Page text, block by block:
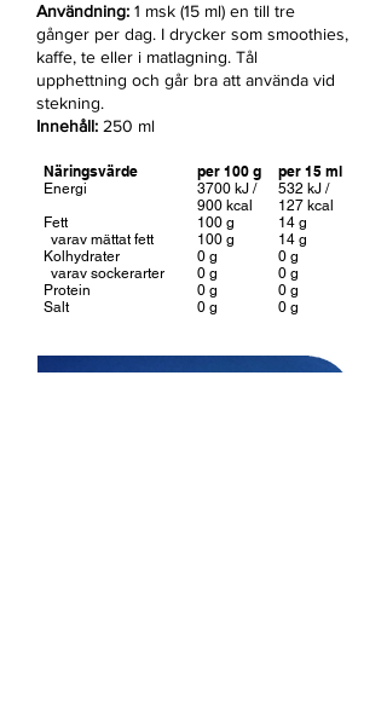
Användning: 1 msk (15 ml) en till tre
gånger per dag. I drycker som smoothies,
kaffe, te eller i matlagning. Tål
upphettning och går bra att använda vid
stekning.
Innehåll: 250 ml
Näringsvärde
Energi
Fett
varav mättat fett
Kolhydrater
varav sockerarter
Protein
Salt
per 100 g
3700 kJ /
900 kcal
100 g
100 g
0 g
0 g
0 g
0 g
per 15 ml
532 kJ /
127 kcal
14 g
14 g
0 g
0 g
0 g
0 g